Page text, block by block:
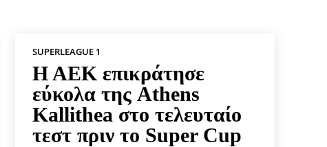
SUPERLEAGUE 1
Η ΑΕΚ επικράτησε
εύκολα της Athens
Kallithea στο τελευταίο
τεστ πριν το Super Cup